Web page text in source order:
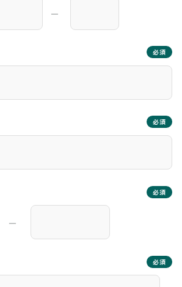
―
必須
必須
必須
―
必須